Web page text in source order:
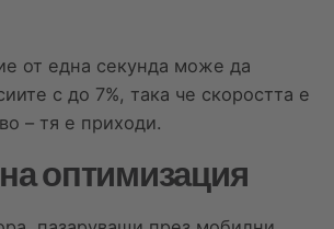
от една секунда може да
с до 7%, така че скоростта е
– тя е приходи.
оптимизация